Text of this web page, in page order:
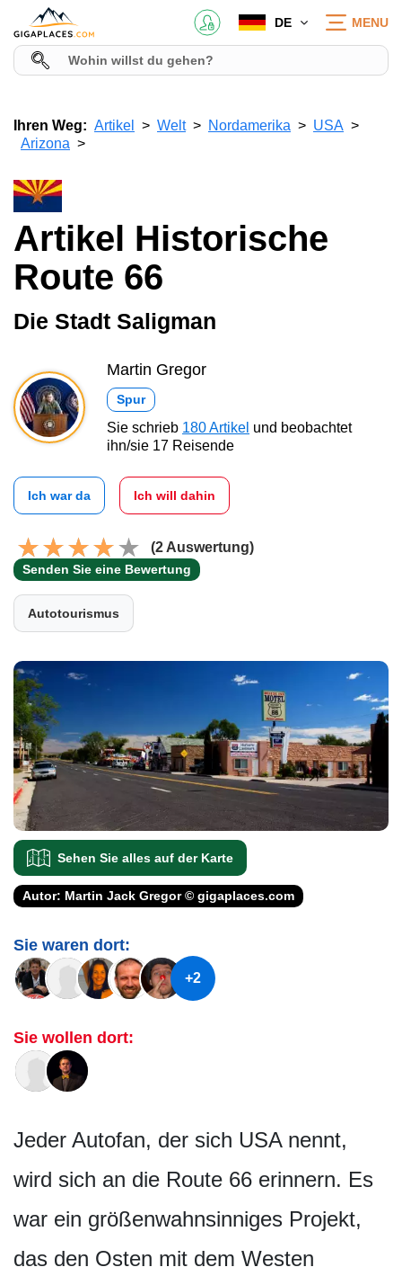
DE MENU
Ihren Weg: Artikel Welt Nordamerika
USA
Arizona
Artikel Historische
Route 66
Die Stadt Saligman
Martin Gregor
Spur
Sie schrieb 180 Artikel und beobachtet
ihn/sie 17 Reisende
Ich war da Ich will dahin
(2 Auswertung)
Senden Sie eine Bewertung
Autotourismus
Sehen Sie alles auf der Karte
Autor: Martin Jack Gregor © gigaplaces.com
Sie waren dort:
+2
Sie wollen dort:
Jeder Autofan, der sich USA nennt,
wird sich an die Route 66 erinnern. Es
war ein größenwahnsinniges Projekt,
das den Osten mit dem Westen